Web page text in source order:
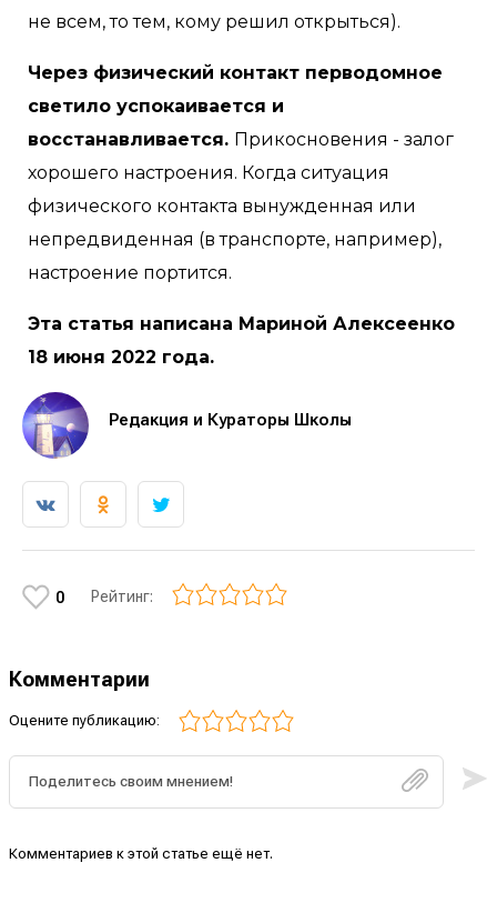
не всем, то тем, кому решил открыться).
Через физический контакт перводомное
светило успокаивается и
восстанавливается. Прикосновения - залог
хорошего настроения. Когда ситуация
физического контакта вынужденная или
непредвиденная (в транспорте, например),
настроение портится.
Эта статья написана Мариной Алексеенко
18 июня 2022 года.
Редакция и Кураторы Школы
0 Рейтинг:
Комментарии
Оцените публикацию:
Комментариев к этой статье ещё нет.